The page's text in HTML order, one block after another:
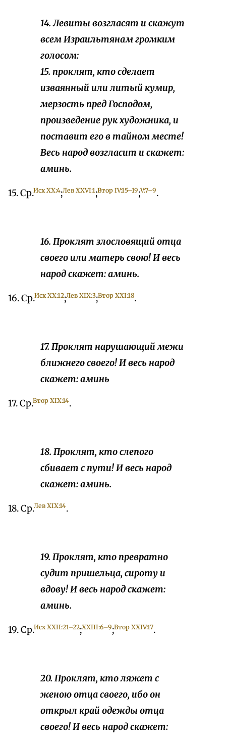
14. Левиты возгласят и скажут
всем Израильтянам громким
голосом:
15. проклят, кто сделает
изваянный или литый кумир,
мерзость пред Господом,
произведение рук художника, и
поставит его в тайном месте!
Весь народ возгласит и скажет:
аминь.
15. Ср.Исх XX:4;Лев XXVI:1;Втор IV:15–19;V:7–9.
16. Проклят злословящий отца
своего или матерь свою! И весь
народ скажет: аминь.
16. Ср.Исх ХX:12;Лев ХIX:3;Втор XXI:18.
17. Проклят нарушающий межи
ближнего своего! И весь народ
скажет: аминь
17. Ср.Втор ХIХ:14.
18. Проклят, кто слепого
сбивает с пути! И весь народ
скажет: аминь.
18. Ср.Лев XIX:14.
19. Проклят, кто превратно
судит пришельца, сироту и
вдову! И весь народ скажет:
аминь.
19. Ср.Исх XXII:21–22;XXIII:6–9;Втор XXIV:17.
20. Проклят, кто ляжет с
женою отца своего, ибо он
открыл край одежды отца
своего! И весь народ скажет: